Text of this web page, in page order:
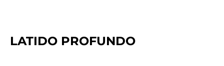
LATIDO PROFUNDO